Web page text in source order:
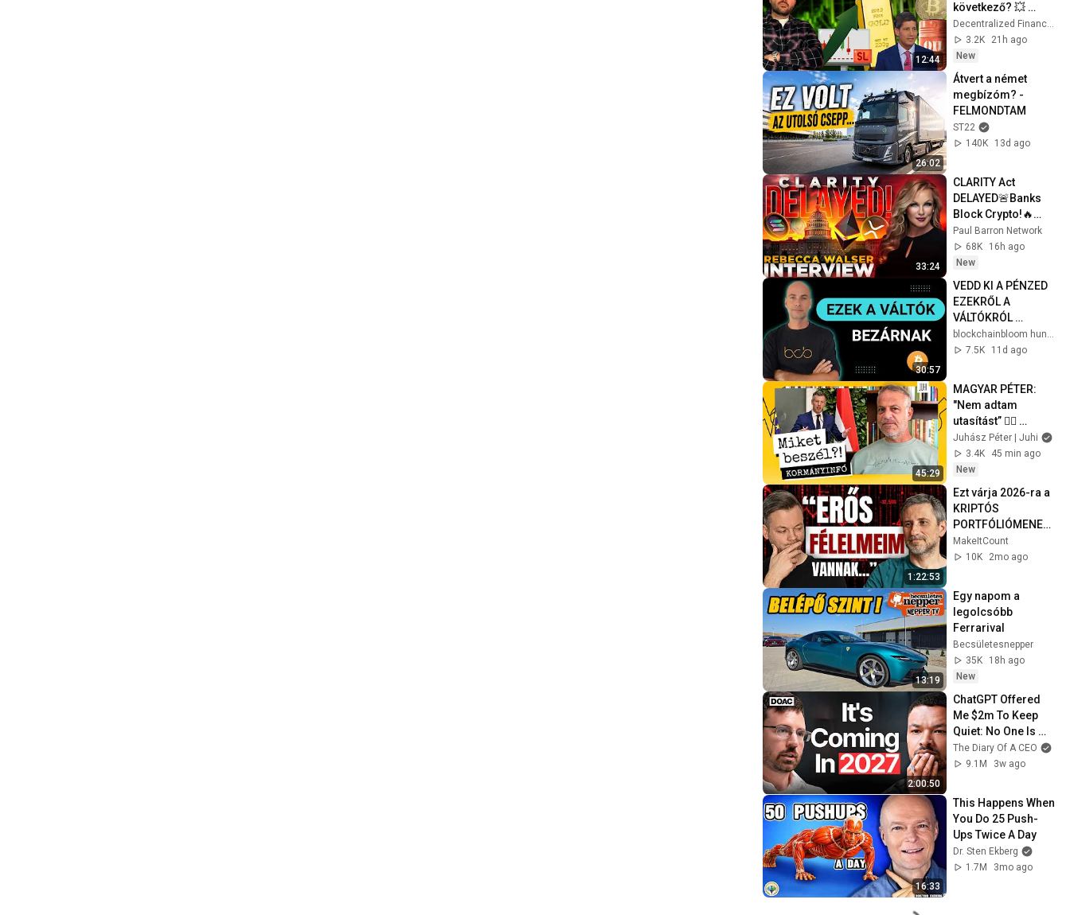
12:44
következő? 💥
Sokan nem látják...Decentralized Finance Hungary
3.2K
21h ago
New
26:02
Átvert a német
megbízóm? -
FELMONDTAM
ST22
140K
13d ago
33:24
CLARITY Act
DELAYED🚨Banks
Block Crypto!🔥
Rebecca Walser
INTERVIEW
Paul Barron Network
68K
16h ago
New
30:57
VEDD KI A PÉNZED
EZEKRŐL A
VÁLTÓKRÓL
[Következő nagy
videó 2026.08.10.]
blockchainbloom hungary
7.5K
11d ago
45:29
MAGYAR PÉTER:
"Nem adtam
utasítást” 🤷‍♂️
KÖZMÉDIA, MCC-
vagyon és az új
államfő 🤔 Miket
Juhász Péter | Juhi
3.4K
45 min ago
New
1:22:53
Ezt várja 2026-ra a
KRIPTÓS
PORTFÓLIÓMENED
ZSER (Szabó Dávid)
MakeItCount
10K
2mo ago
13:19
Egy napom a
legolcsóbb
Ferrarival
Becsületesnepper
35K
18h ago
New
2:00:50
ChatGPT Offered
Me $2m To Keep
Quiet: No One Is
Ready For What's
Coming!
The Diary Of A CEO
9.1M
3w ago
16:33
This Happens When
You Do 25 Push-
Ups Twice A Day
Dr. Sten Ekberg
1.7M
3mo ago